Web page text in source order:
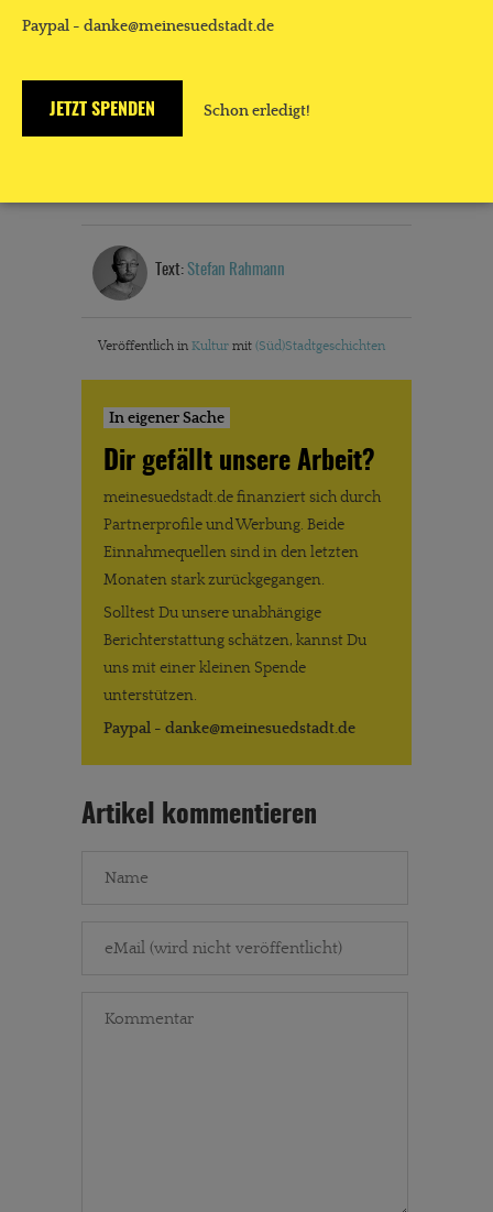
Paypal - danke@meinesuedstadt.de
JETZT SPENDEN Schon erledigt!
Text: Stefan Rahmann
Veröffentlich in Kultur mit (Süd)Stadtgeschichten
In eigener Sache
Dir gefällt unsere Arbeit?
meinesuedstadt.de finanziert sich durch
Partnerprofile und Werbung. Beide
Einnahmequellen sind in den letzten
Monaten stark zurückgegangen.
Solltest Du unsere unabhängige
Berichterstattung schätzen, kannst Du
uns mit einer kleinen Spende
unterstützen.
Paypal - danke@meinesuedstadt.de
Artikel kommentieren